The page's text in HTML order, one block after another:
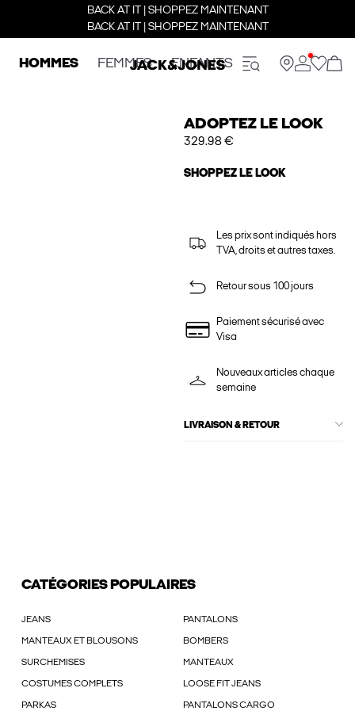
BACK AT IT | SHOPPEZ MAINTENANT
BACK AT IT | SHOPPEZ MAINTENANT
HOMMES FEMMES ENFANTS
ADOPTEZ LE LOOK
329.98 €
SHOPPEZ LE LOOK
Les prix sont indiqués hors
TVA, droits et autres taxes.
Retour sous 100 jours
Paiement sécurisé avec
Visa
Nouveaux articles chaque
semaine
LIVRAISON & RETOUR
CATÉGORIES POPULAIRES
JEANS PANTALONS
MANTEAUX ET BLOUSONS BOMBERS
SURCHEMISES MANTEAUX
COSTUMES COMPLETS LOOSE FIT JEANS
PARKAS PANTALONS CARGO